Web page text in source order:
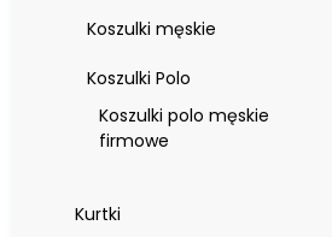
Koszulki męskie
Koszulki Polo
Koszulki polo męskie
firmowe
Kurtki